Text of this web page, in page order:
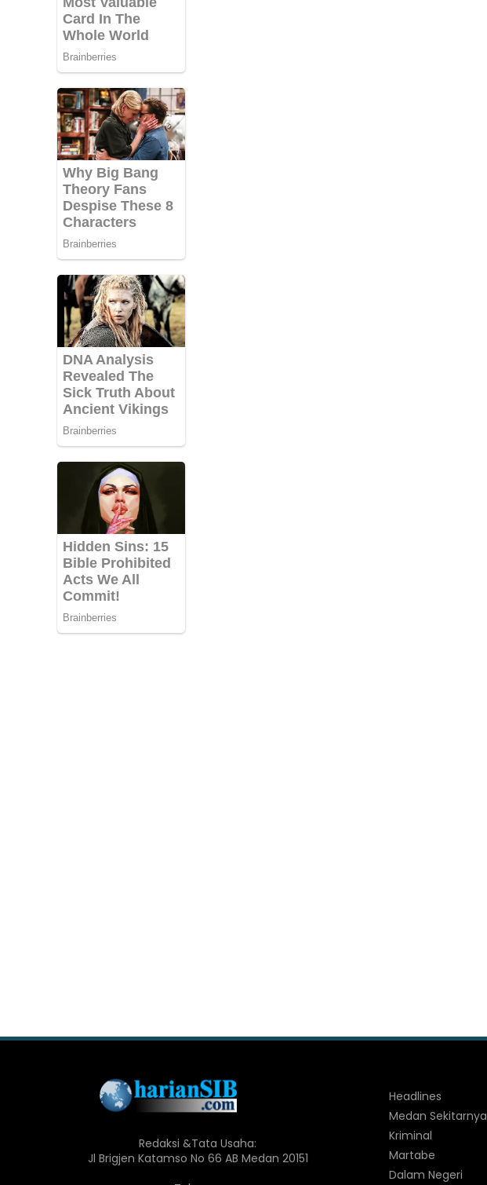
Redaksi &Tata Usaha:
Jl Brigjen Katamso No 66 AB Medan 20151
Headlines
Medan Sekitarnya
Kriminal
Martabe
Dalam Negeri